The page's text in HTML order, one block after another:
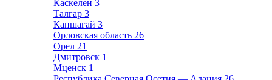
Каскелен 3
Талгар 3
Капшагай 3
Орловская область 26
Орел 21
Дмитровск 1
Мценск 1